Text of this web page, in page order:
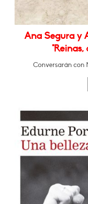
Ana Segura y
"Reinas,
Conversarán con